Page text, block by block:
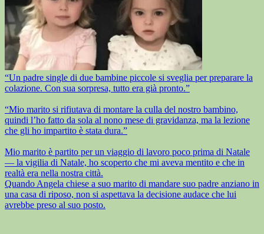
“Un padre single di due bambine piccole si sveglia per preparare la
colazione. Con sua sorpresa, tutto era già pronto.”
“Mio marito si rifiutava di montare la culla del nostro bambino,
quindi l’ho fatto da sola al nono mese di gravidanza, ma la lezione
che gli ho impartito è stata dura.”
Mio marito è partito per un viaggio di lavoro poco prima di Natale
— la vigilia di Natale, ho scoperto che mi aveva mentito e che in
realtà era nella nostra città.
Quando Angela chiese a suo marito di mandare suo padre anziano in
una casa di riposo, non si aspettava la decisione audace che lui
avrebbe preso al suo posto.